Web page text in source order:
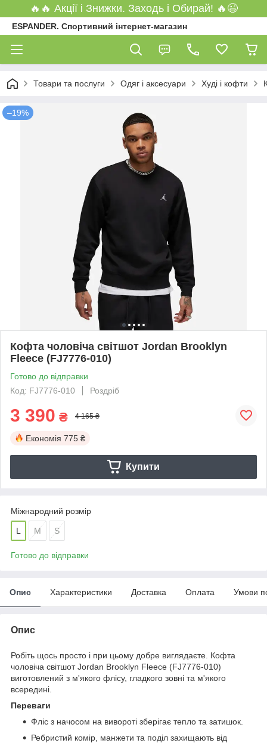
🔥🔥 Акції і Знижки. Заходь і Обирай! 🔥😉
ESPANDER. Спортивний інтернет-магазин
Товари та послуги Одяг і аксесуари Худі і кофти
–19%
Кофта чоловіча світшот Jordan Brooklyn
Fleece (FJ7776-010)
Готово до відправки
Код: FJ7776-010
Роздріб
3 390 ₴ 4 165 ₴
Економія 775 ₴
Купити
Міжнародний розмір
L M S
Готово до відправки
Опис Характеристики Доставка Оплата Умови
Опис
Робіть щось просто і при цьому добре виглядаєте. Кофта
чоловіча світшот Jordan Brooklyn Fleece (FJ7776-010)
виготовлений з м'якого флісу, гладкого зовні та м'якого
всередині.
Переваги
Фліс з начосом на вивороті зберігає тепло та затишок.
Ребристий комір, манжети та поділ захищають від